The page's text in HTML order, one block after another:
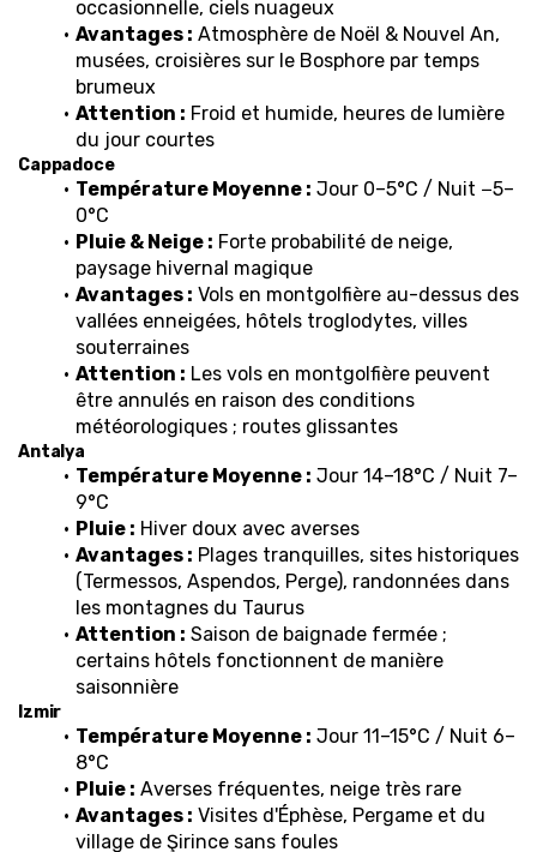
occasionnelle, ciels nuageux
Avantages : Atmosphère de Noël & Nouvel An,
musées, croisières sur le Bosphore par temps
brumeux
Attention : Froid et humide, heures de lumière
du jour courtes
Cappadoce
Température Moyenne : Jour 0–5°C / Nuit −5–
0°C
Pluie & Neige : Forte probabilité de neige,
paysage hivernal magique
Avantages : Vols en montgolfière au-dessus des
vallées enneigées, hôtels troglodytes, villes
souterraines
Attention : Les vols en montgolfière peuvent
être annulés en raison des conditions
météorologiques ; routes glissantes
Antalya
Température Moyenne : Jour 14–18°C / Nuit 7–
9°C
Pluie : Hiver doux avec averses
Avantages : Plages tranquilles, sites historiques
(Termessos, Aspendos, Perge), randonnées dans
les montagnes du Taurus
Attention : Saison de baignade fermée ;
certains hôtels fonctionnent de manière
saisonnière
Izmir
Température Moyenne : Jour 11–15°C / Nuit 6–
8°C
Pluie : Averses fréquentes, neige très rare
Avantages : Visites d'Éphèse, Pergame et du
village de Şirince sans foules